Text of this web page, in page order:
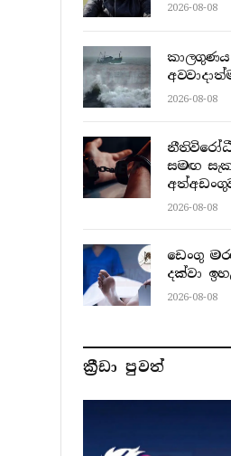
2026-08-08
2026-08-08
සමඟ
2026-08-08
ඩෙංගු
දක්වා
2026-08-08
ක්‍රීඩා පුවත්